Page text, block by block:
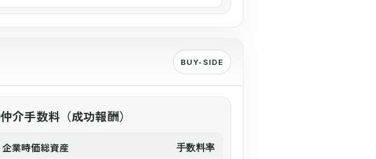
BUY-SIDE
仲介手数料（成功報酬）
企業時価総資産 手数料率